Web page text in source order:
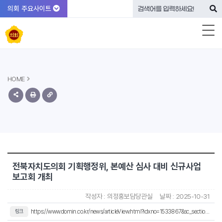
의회 주요사이트
HOME
전북자치도의회 기획행정위, 본예산 심사 대비 신규사업
보고회 개최
작성자 : 의정홍보담당관실 날짜 : 2025-10-31
링크 https://www.domin.co.kr/news/articleView.html?idxno=1533867&sc_section_code=S1N6